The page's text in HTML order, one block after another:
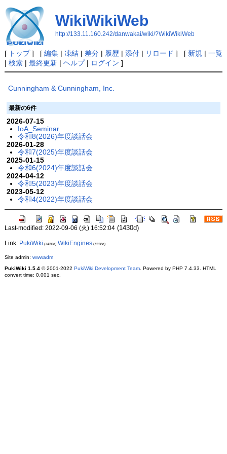
WikiWikiWeb
http://133.11.160.242/danwakai/wiki/?WikiWikiWeb
[ トップ] [ 編集| 凍結| 差分| 履歴| 添付| リロード ] [ 新規 | 一覧
| 検索| 最終更新| ヘルプ| ログイン ]
Cunningham & Cunningham, Inc.
最新の6件
2026-07-15
IoA_Seminar
令和8(2026)年度談話会
2026-01-28
令和7(2025)年度談話会
2025-01-15
令和6(2024)年度談話会
2024-04-12
令和5(2023)年度談話会
2023-05-12
令和4(2022)年度談話会
Last-modified: 2022-09-06 (火) 16:52:04(1430d)
Link: PukiWiki (1430d) WikiEngines(7228d)
Site admin: wwwadm
PukiWiki 1.5.4© 2001-2022 PukiWiki Development Team. Powered by PHP 7.4.33. HTML
convert time: 0.001 sec.